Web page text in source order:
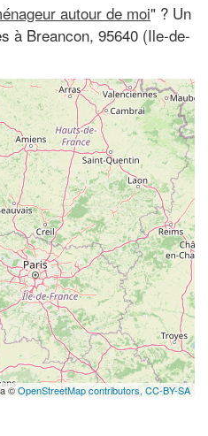
autour de moi" ? Un
à Breancon, 95640 (Ile-de-
©OpenStreetMap contributors, CC-BY-SA